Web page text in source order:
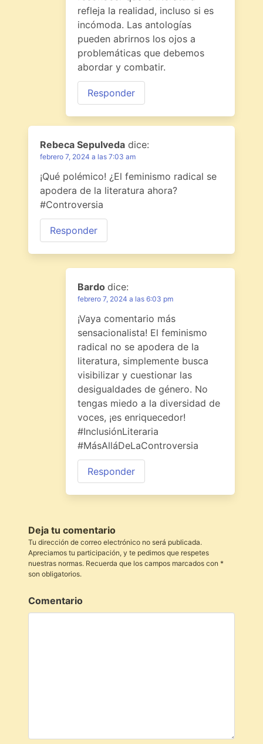
refleja la realidad, incluso si es
incómoda. Las antologías
pueden abrirnos los ojos a
problemáticas que debemos
abordar y combatir.
Responder
Rebeca Sepulveda dice:
febrero 7, 2024 a las 7:03 am
¡Qué polémico! ¿El feminismo radical se
apodera de la literatura ahora?
#Controversia
Responder
Bardo dice:
febrero 7, 2024 a las 6:03 pm
¡Vaya comentario más
sensacionalista! El feminismo
radical no se apodera de la
literatura, simplemente busca
visibilizar y cuestionar las
desigualdades de género. No
tengas miedo a la diversidad de
voces, ¡es enriquecedor!
#InclusiónLiteraria
#MásAlláDeLaControversia
Responder
Deja tu comentario
Tu dirección de correo electrónico no será publicada.
Apreciamos tu participación, y te pedimos que respetes
nuestras normas. Recuerda que los campos marcados con *
son obligatorios.
Comentario